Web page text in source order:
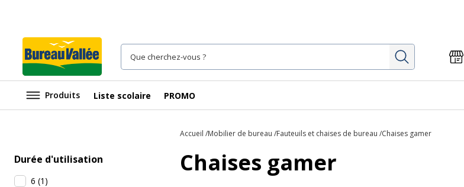
Rechercher
Produits Liste scolaire PROMO
Durée d'utilisation
6 (1 )
Accueil Mobilier de bureau Fauteuils et chaises de bureau Chaises gamer
Chaises gamer